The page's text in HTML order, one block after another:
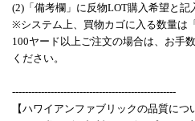
(2)「備考欄」に反物LOT購入希望と記
※システム上、買物カゴに入る数量は
100ヤード以上ご注文の場合は、お手
ください。
---------------------------------------------------
【ハワイアンファブリックの品質につ